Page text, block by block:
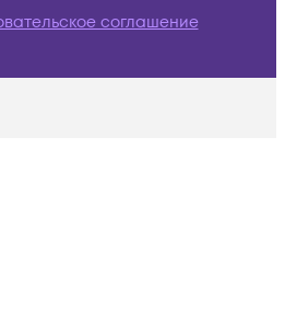
соглашение